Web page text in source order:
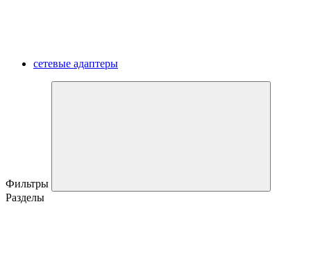
сетевые адаптеры
Фильтры
Разделы